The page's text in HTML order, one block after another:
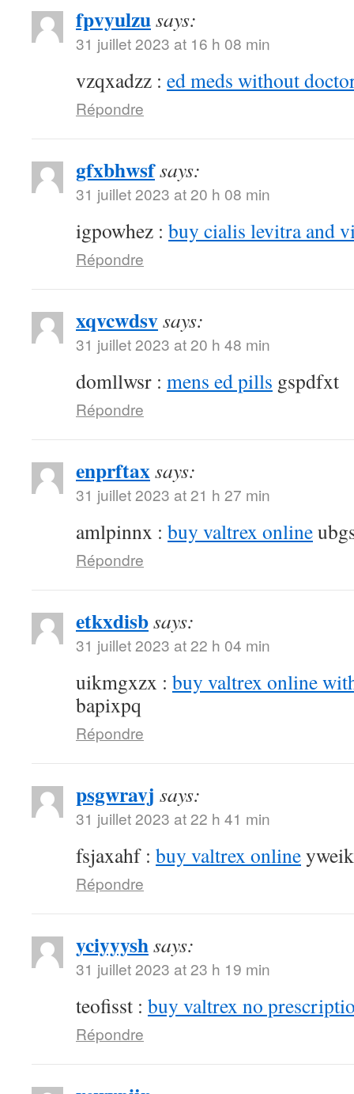
fpvyulzusays:
31 juillet 2023 at 16 h 08 min
vzqxadzz : ed meds without
Répondre
gfxbhwsfsays:
31 juillet 2023 at 20 h 08 min
igpowhez : buy cialis levitra and
Répondre
xqvcwdsvsays:
31 juillet 2023 at 20 h 48 min
domllwsr : mens ed pills gspdfxt
Répondre
enprftaxsays:
31 juillet 2023 at 21 h 27 min
amlpinnx : buy valtrex online
Répondre
etkxdisbsays:
31 juillet 2023 at 22 h 04 min
uikmgxzx : buy valtrex online
bapixpq
Répondre
psgwravj says:
31 juillet 2023 at 22 h 41 min
fsjaxahf : buy valtrex online
Répondre
yciyyyshsays:
31 juillet 2023 at 23 h 19 min
teofisst : buy valtrex no
Répondre